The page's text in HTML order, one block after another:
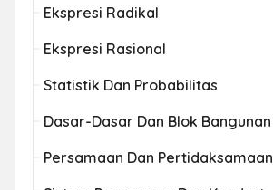
Ekspresi Radikal
Ekspresi Rasional
Statistik Dan Probabilitas
Dasar-Dasar Dan Blok Bangunan
Persamaan Dan Pertidaksamaan